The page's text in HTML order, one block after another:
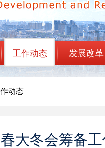
工作动态 发展改革
动态
大冬会筹备